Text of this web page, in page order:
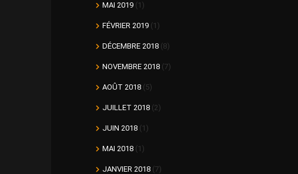
MAI 2019 (1)
FÉVRIER 2019 (1)
DÉCEMBRE 2018 (8)
NOVEMBRE 2018 (7)
AOÛT 2018 (5)
JUILLET 2018 (2)
JUIN 2018 (1)
MAI 2018 (1)
JANVIER 2018 (7)